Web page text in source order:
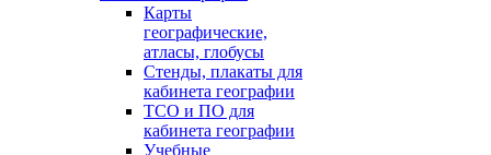
Карты
географические,
атласы, глобусы
Стенды, плакаты для
кабинета географии
ТСО и ПО для
кабинета географии
Учебные